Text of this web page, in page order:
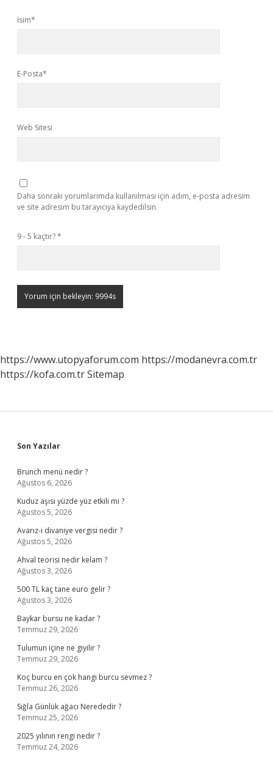
İsim*
E-Posta*
Web Sitesi
Daha sonraki yorumlarımda kullanılması için adım, e-posta adresim
ve site adresim bu tarayıcıya kaydedilsin.
9 - 5 kaçtır?*
https://www.utopyaforum.com https://modanevra.com.tr
https://kofa.com.trSitemap
Sidebar
Son Yazılar
Brunch menü nedir ?
Ağustos 6, 2026
Kuduz aşısı yüzde yüz etkili mi ?
Ağustos 5, 2026
Avarız-i divaniye vergisi nedir ?
Ağustos 5, 2026
Ahval teorisi nedir kelam ?
Ağustos 3, 2026
500 TL kaç tane euro gelir ?
Ağustos 3, 2026
Baykar bursu ne kadar ?
Temmuz 29, 2026
Tulumun içine ne giyilir ?
Temmuz 29, 2026
Koç burcu en çok hangi burcu sevmez ?
Temmuz 26, 2026
Sığla Günlük ağacı Nerededir ?
Temmuz 25, 2026
2025 yılının rengi nedir ?
Temmuz 24, 2026